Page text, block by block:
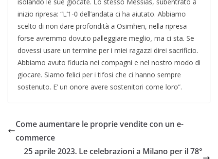
inizio ripresa: “L’1-0 dell’andata ci ha aiutato. Abbiamo
scelto di non dare profondità a Osimhen, nella ripresa
forse avremmo dovuto palleggiare meglio, ma ci sta. Se
dovessi usare un termine per i miei ragazzi direi sacrificio.
Abbiamo avuto fiducia nei compagni e nel nostro modo di
giocare. Siamo felici per i tifosi che ci hanno sempre
sostenuto. E’ un onore avere sostenitori come loro”.
Come aumentare le proprie vendite con un e-
commerce
25 aprile 2023. Le celebrazioni a Milano per il 78°